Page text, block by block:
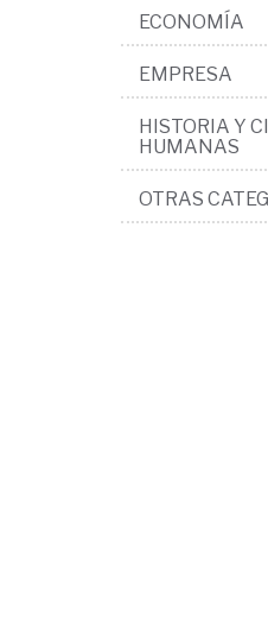
ECONOMÍA
EMPRESA
HISTORIA Y
HUMANAS
OTRAS